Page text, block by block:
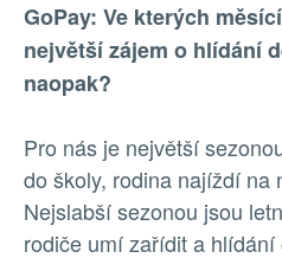
GoPay: Ve kterých
největší zájem o hlídání
naopak?
Pro nás je největší
do školy, rodina najíždí na
Nejslabší sezonou jsou
rodiče umí zařídit a